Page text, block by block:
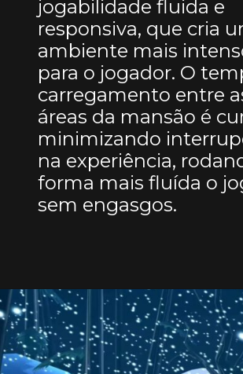
jogabilidade fluida e
responsiva, que cria
ambiente mais
para o jogador. O
carregamento entre
áreas da mansão é
minimizando
na experiência,
forma mais fluída o
sem engasgos.